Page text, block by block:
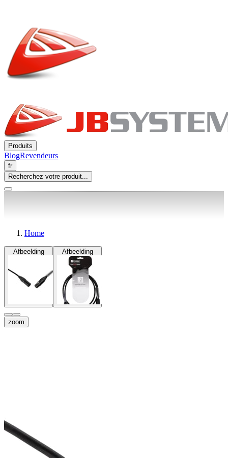
Produits
BlogRevendeurs
fr
Recherchez votre produit...
Home
Afbeelding Afbeelding
zoom